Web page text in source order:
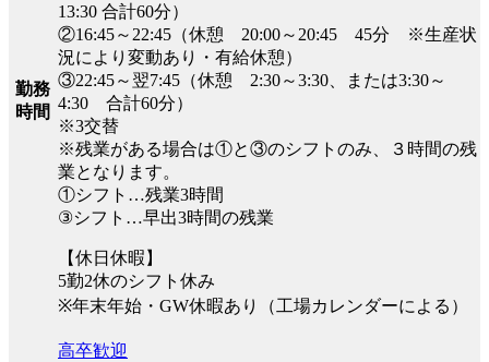
勤務
時間
13:30 合計60分）
②16:45～22:45（休憩 20:00～20:45 45分 ※生産状
況により変動あり・有給休憩）
③22:45～翌7:45（休憩 2:30～3:30、または3:30～
4:30 合計60分）
※3交替
※残業がある場合は①と③のシフトのみ、３時間の残
業となります。
①シフト…残業3時間
③シフト…早出3時間の残業
【休日休暇】
5勤2休のシフト休み
※年末年始・GW休暇あり（工場カレンダーによる）
高卒歓迎